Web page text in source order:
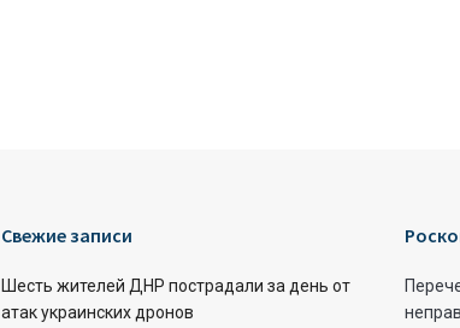
Свежие записи
Шесть жителей ДНР пострадали за день от
атак украинских дронов